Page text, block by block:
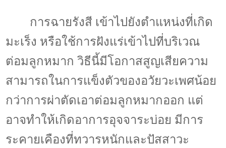
การฉายรังสี เข้าไปยังตำแหน่งที่เกิด
มะเร็ง หรือใช้การฝังแร่เข้าไปที่บริเวณ
ต่อมลูกหมาก วิธีนี้มีโอกาสสูญเสียความ
สามารถในการแข็งตัวของอวัยวะเพศน้อย
กว่าการผ่าตัดเอาต่อมลูกหมากออก แต่
อาจทำให้เกิดอาการอุจจาระบ่อย มีการ
ระคายเคืองที่ทวารหนักและปัสสาวะ